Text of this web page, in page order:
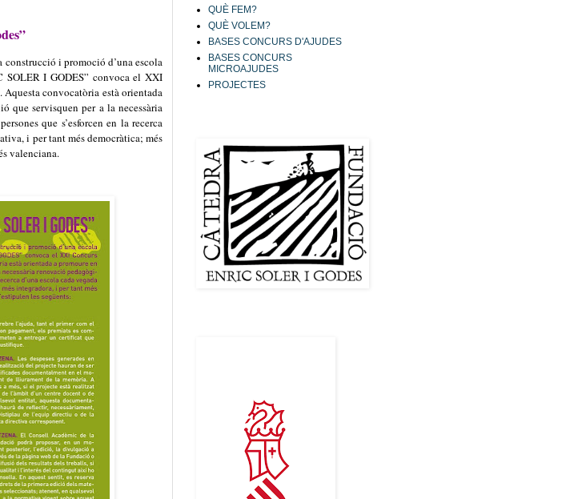
i promoció d’una escola
SOLER I GODES” convoca el XXI
convocatòria està orientada
que servisquen per a la necessària
que s’esforcen en la recerca
i per tant més democràtica; més
valenciana.
QUÈ FEM?
QUÈ VOLEM?
BASES CONCURS D'AJUDES
BASES CONCURS
MICROAJUDES
PROJECTES